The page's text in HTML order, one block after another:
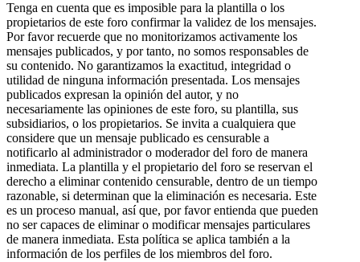
Tenga en cuenta que es imposible para la plantilla o los
propietarios de este foro confirmar la validez de los mensajes.
Por favor recuerde que no monitorizamos activamente los
mensajes publicados, y por tanto, no somos responsables de
su contenido. No garantizamos la exactitud, integridad o
utilidad de ninguna información presentada. Los mensajes
publicados expresan la opinión del autor, y no
necesariamente las opiniones de este foro, su plantilla, sus
subsidiarios, o los propietarios. Se invita a cualquiera que
considere que un mensaje publicado es censurable a
notificarlo al administrador o moderador del foro de manera
inmediata. La plantilla y el propietario del foro se reservan el
derecho a eliminar contenido censurable, dentro de un tiempo
razonable, si determinan que la eliminación es necesaria. Este
es un proceso manual, así que, por favor entienda que pueden
no ser capaces de eliminar o modificar mensajes particulares
de manera inmediata. Esta política se aplica también a la
información de los perfiles de los miembros del foro.